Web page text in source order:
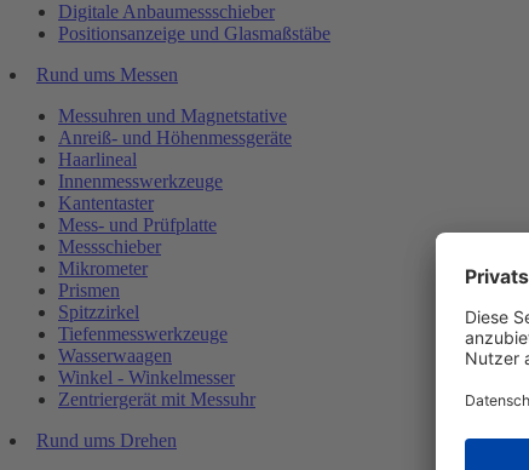
Digitale Anbaumessschieber
Positionsanzeige und Glasmaßstäbe
Rund ums Messen
Messuhren und Magnetstative
Anreiß- und Höhenmessgeräte
Haarlineal
Innenmesswerkzeuge
Kantentaster
Mess- und Prüfplatte
Messschieber
Mikrometer
Prismen
Spitzzirkel
Tiefenmesswerkzeuge
Wasserwaagen
Winkel - Winkelmesser
Zentriergerät mit Messuhr
Rund ums Drehen